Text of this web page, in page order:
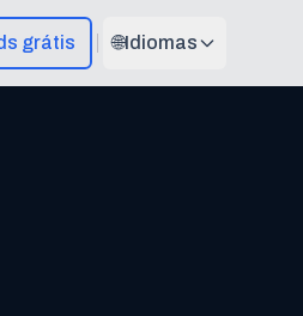
grátis 🌐Idiomas